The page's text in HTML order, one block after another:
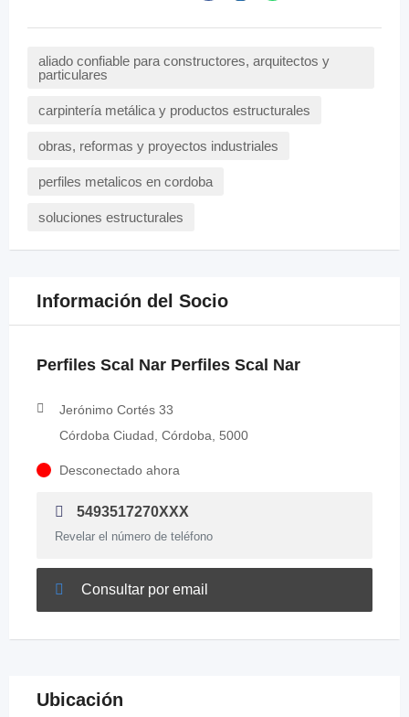
aliado confiable para constructores, arquitectos y
particulares
carpintería metálica y productos estructurales
obras, reformas y proyectos industriales
perfiles metalicos en cordoba
soluciones estructurales
Información del Socio
Perfiles Scal Nar Perfiles Scal Nar
Jerónimo Cortés 33
Córdoba Ciudad, Córdoba, 5000
Desconectado ahora
5493517270XXX
Revelar el número de teléfono
Consultar por email
Ubicación